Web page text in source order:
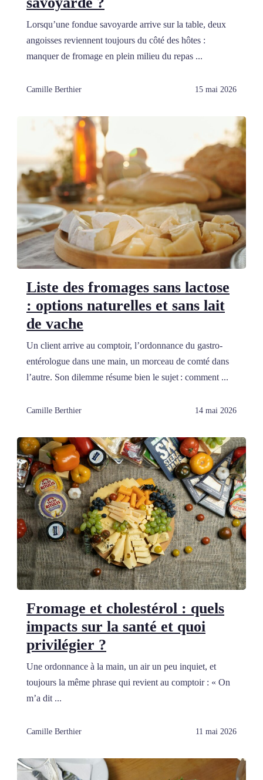
Lorsqu’une fondue savoyarde arrive sur la table, deux
angoisses reviennent toujours du côté des hôtes :
manquer de fromage en plein milieu du repas ...
Camille Berthier 15 mai 2026
Liste des fromages sans lactose
: options naturelles et sans lait
de vache
Un client arrive au comptoir, l’ordonnance du gastro-
entérologue dans une main, un morceau de comté dans
l’autre. Son dilemme résume bien le sujet : comment ...
Camille Berthier 14 mai 2026
Fromage et cholestérol : quels
impacts sur la santé et quoi
privilégier ?
Une ordonnance à la main, un air un peu inquiet, et
toujours la même phrase qui revient au comptoir : « On
m’a dit ...
Camille Berthier 11 mai 2026